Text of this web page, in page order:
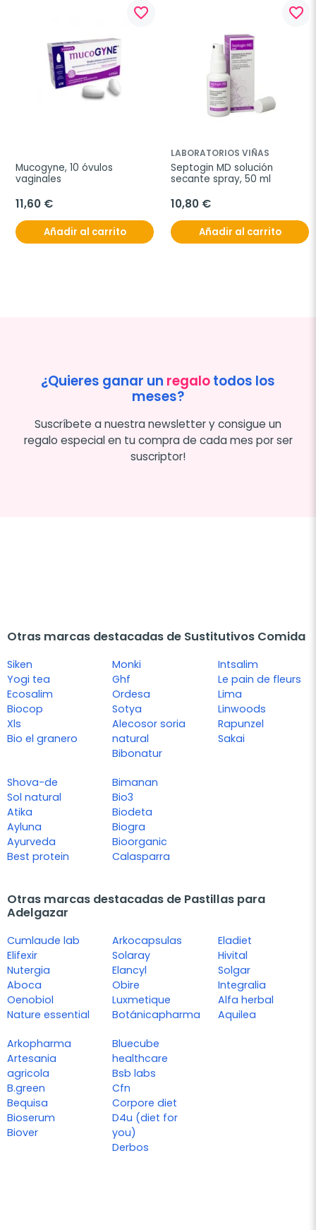
favorite_border
Mucogyne, 10 óvulos
vaginales
11,60 €
Añadir al carrito
favorite_border
LABORATORIOS VIÑAS
Septogin MD solución
secante spray, 50 ml
10,80 €
Añadir al carrito
¿Quieres ganar un regalotodos los
meses?
Suscríbete a nuestra newsletter y consigue un
regalo especial en tu compra de cada mes por ser
suscriptor!
Otras marcas destacadas de Sustitutivos Comida
Siken
Yogi tea
Ecosalim
Biocop
Xls
Bio el granero
Monki
Ghf
Ordesa
Sotya
Alecosor soria
natural
Bibonatur
Intsalim
Le pain de fleurs
Lima
Linwoods
Rapunzel
Sakai
Shova-de
Sol natural
Atika
Ayluna
Ayurveda
Best protein
Bimanan
Bio3
Biodeta
Biogra
Bioorganic
Calasparra
Otras marcas destacadas de Pastillas para
Adelgazar
Cumlaude lab
Elifexir
Nutergia
Aboca
Oenobiol
Nature essential
Arkocapsulas
Solaray
Elancyl
Obire
Luxmetique
Botánicapharma
Eladiet
Hivital
Solgar
Integralia
Alfa herbal
Aquilea
Arkopharma
Artesania
agricola
B.green
Bequisa
Bioserum
Biover
Bluecube
healthcare
Bsb labs
Cfn
Corpore diet
D4u (diet for
you)
Derbos